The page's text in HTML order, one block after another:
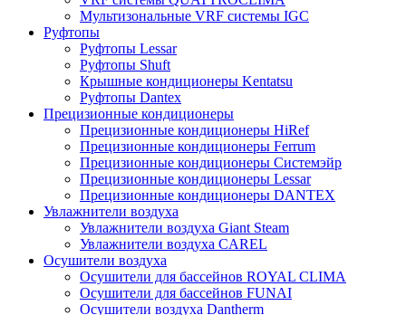
Мультизональные VRF системы IGC
Руфтопы
Руфтопы Lessar
Руфтопы Shuft
Крышные кондиционеры Kentatsu
Руфтопы Dantex
Прецизионные кондиционеры
Прецизионные кондиционеры HiRef
Прецизионные кондиционеры Ferrum
Прецизионные кондиционеры Системэйр
Прецизионные кондиционеры Lessar
Прецизионные кондиционеры DANTEX
Увлажнители воздуха
Увлажнители воздуха Giant Steam
Увлажнители воздуха CAREL
Осушители воздуха
Осушители для бассейнов ROYAL CLIMA
Осушители для бассейнов FUNAI
Осушители воздуха Dantherm